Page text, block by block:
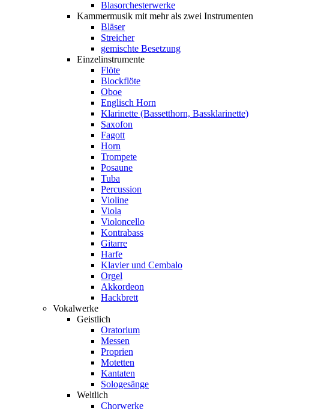
Blasorchesterwerke
Kammermusik mit mehr als zwei Instrumenten
Bläser
Streicher
gemischte Besetzung
Einzelinstrumente
Flöte
Blockflöte
Oboe
Englisch Horn
Klarinette (Bassetthorn, Bassklarinette)
Saxofon
Fagott
Horn
Trompete
Posaune
Tuba
Percussion
Violine
Viola
Violoncello
Kontrabass
Gitarre
Harfe
Klavier und Cembalo
Orgel
Akkordeon
Hackbrett
Vokalwerke
Geistlich
Oratorium
Messen
Proprien
Motetten
Kantaten
Sologesänge
Weltlich
Chorwerke